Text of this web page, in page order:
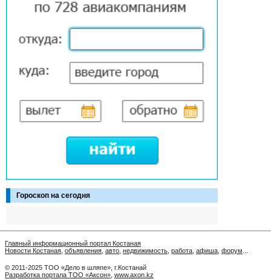
Гороскоп на сегодня
Главный информационный портал Костаная
Новости Костаная объявления авто недвижимость работа афиша форум
© 2011-2025 ТОО «Дело в шляпе», г.Костанай
Разработка портала ТОО «Аксон» www.axon.kz